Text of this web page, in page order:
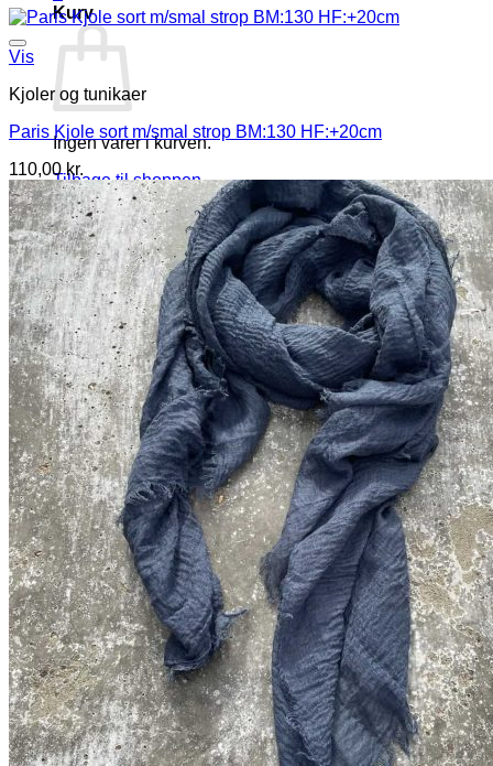
Kurv
Ingen varer i kurven.
Tilbage til shoppen
Vis
Kjoler og tunikaer
Paris Kjole sort m/smal strop BM:130 HF:+20cm
110,00kr.